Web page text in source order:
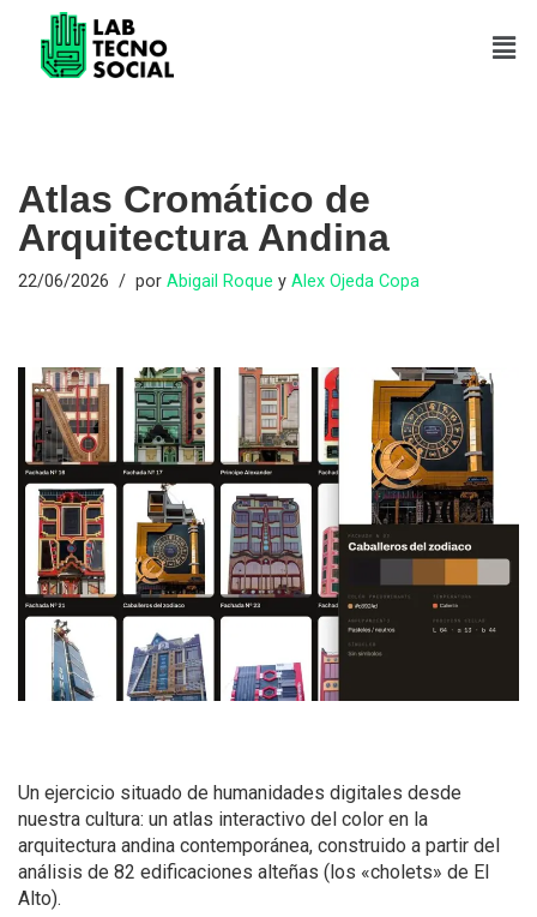
Saltar
Atlas Cromático de
Arquitectura Andina
22/06/2026 por Abigail Roque y Alex Ojeda Copa
Un ejercicio situado de humanidades digitales desde
nuestra cultura: un atlas interactivo del color en la
arquitectura andina contemporánea, construido a partir del
análisis de 82 edificaciones alteñas (los «cholets» de El
Alto).